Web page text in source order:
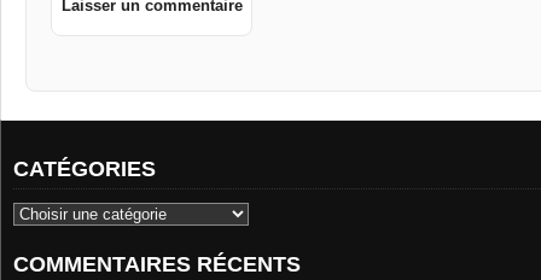
CATÉGORIES
COMMENTAIRES RÉCENTS